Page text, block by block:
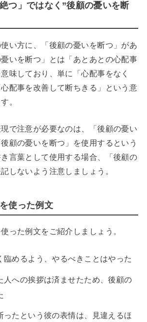
つ」ではなく”後顧の憂いを断
使い方に、「後顧の憂いを断つ」があ
いを断つ」とは「あとあとの心配事
味しており、単に「心配事をなく
配事を改善して断ちきる」という意
。
現で注意が必要なのは、「後顧の憂い
顧の憂いを断つ」を使用するという
言葉として使用する場合、「後顧の
しないよう注意しましょう。
使った例文
った例文をご紹介しましょう。
臨めるよう、やるべきことはやった
人への挨拶は済ませたため、後顧の
ったという彼の表情は、見違えるほ